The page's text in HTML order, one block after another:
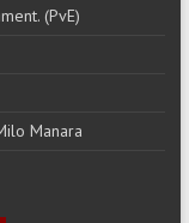
(PvE)
Manara